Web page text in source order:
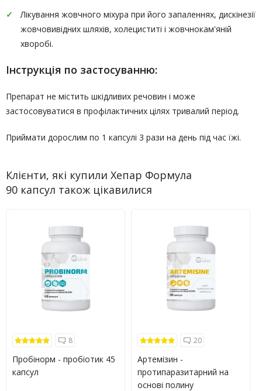
Лікування жовчного міхура при його запаленнях, дискінезії
жовчовивідних шляхів, холециститі і жовчнокам'яній
хворобі.
Інструкція по застосуванню:
Препарат не містить шкідливих речовин і може
застосовуватися в профілактичних цілях тривалий період.
Приймати дорослим по 1 капсулі 3 рази на день під час їжі.
Клієнти, які купили Хепар Формула
90 капсул також цікавилися
8
Пробінорм - пробіотик 45
капсул
20
Артемізин -
протипаразитарний на
основі полину